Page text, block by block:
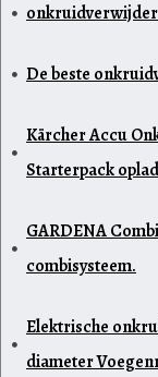
De beste
Kärcher Accu
Starterpack
GARDENA
combisysteem.
Elektrische
diameter